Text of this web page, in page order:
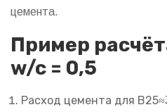
цемента.
Пример
w/c = 0,5
Расход цемента для